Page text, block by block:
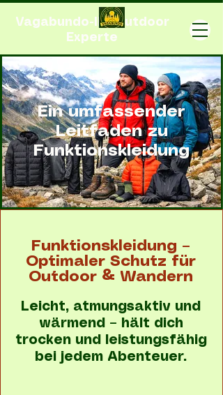
Vagabundo-Ihr Outdoor
Experte
Ein umfassender
Leitfaden zu
Funktionskleidung
Funktionskleidung –
Optimaler Schutz für
Outdoor & Wandern
Leicht, atmungsaktiv und
wärmend – hält dich
trocken und leistungsfähig
bei jedem Abenteuer.